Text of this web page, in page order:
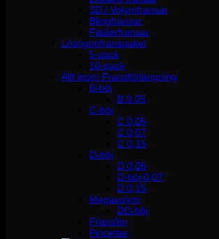
3D / Volymfransar
Blingfransar
Fjäderfransar
Lösögonfranspaket
5-pack
10-pack
Allt inom Fransförlängning
B-böj
B 0.05
C-böj
C 0,05
C 0,07
C 0,15
D-böj
D 0,05
D-böj 0,07
D 0,15
Megavolym
DD-böj
Franslim
Pincetter